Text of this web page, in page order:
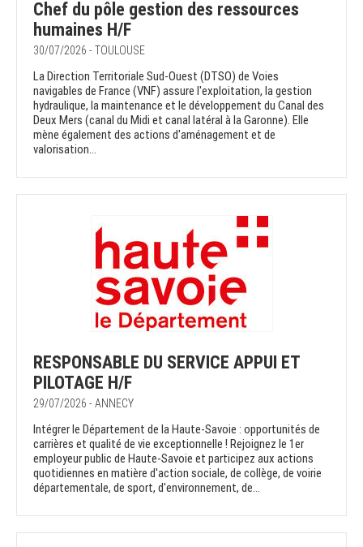
Chef du pôle gestion des ressources
humaines H/F
30/07/2026 - TOULOUSE
La Direction Territoriale Sud-Ouest (DTSO) de Voies
navigables de France (VNF) assure l'exploitation, la gestion
hydraulique, la maintenance et le développement du Canal des
Deux Mers (canal du Midi et canal latéral à la Garonne). Elle
mène également des actions d'aménagement et de
valorisation...
RESPONSABLE DU SERVICE APPUI ET
PILOTAGE H/F
29/07/2026 - ANNECY
Intégrer le Département de la Haute-Savoie : opportunités de
carrières et qualité de vie exceptionnelle ! Rejoignez le 1er
employeur public de Haute-Savoie et participez aux actions
quotidiennes en matière d'action sociale, de collège, de voirie
départementale, de sport, d'environnement, de...